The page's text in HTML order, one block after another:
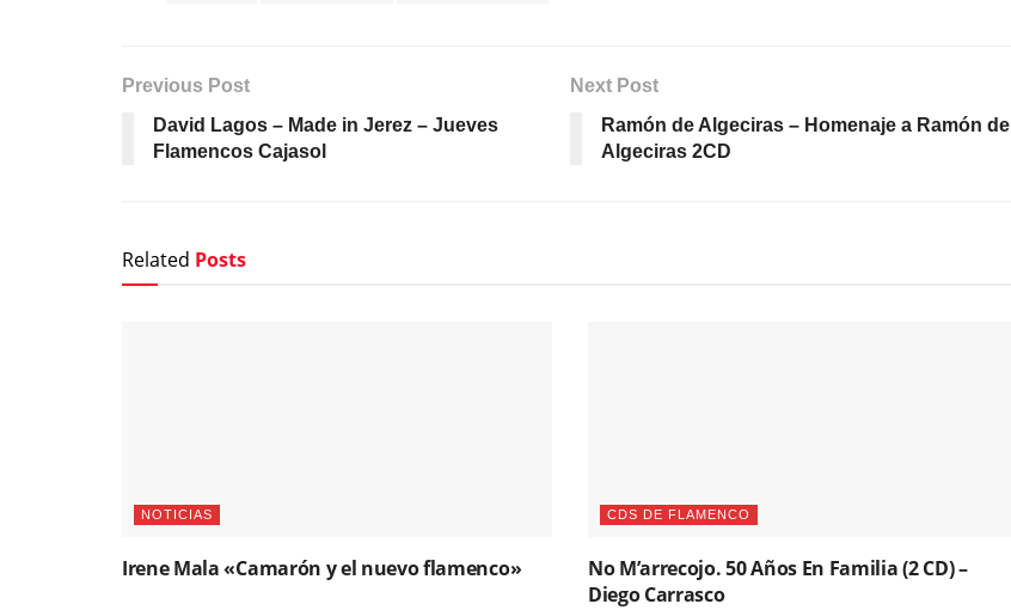
Previous Post
David Lagos – Made in Jerez – Jueves
Flamencos Cajasol
Next Post
Ramón de Algeciras – Homenaje a Ramón de
Algeciras 2CD
Related Posts
NOTICIAS
Irene Mala «Camarón y el nuevo flamenco»
CDS DE FLAMENCO
No M’arrecojo. 50 Años En Familia (2 CD) –
Diego Carrasco